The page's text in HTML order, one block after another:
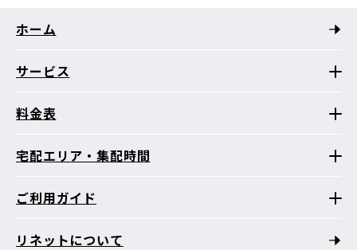
ホーム
サービス
料金表
宅配エリア・集配時間
ご利用ガイド
リネットについて